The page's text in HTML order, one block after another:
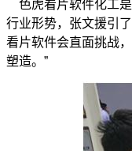
色虎看片软件化工
行业形势，张文援引
看片软件会直面挑战
塑造。”